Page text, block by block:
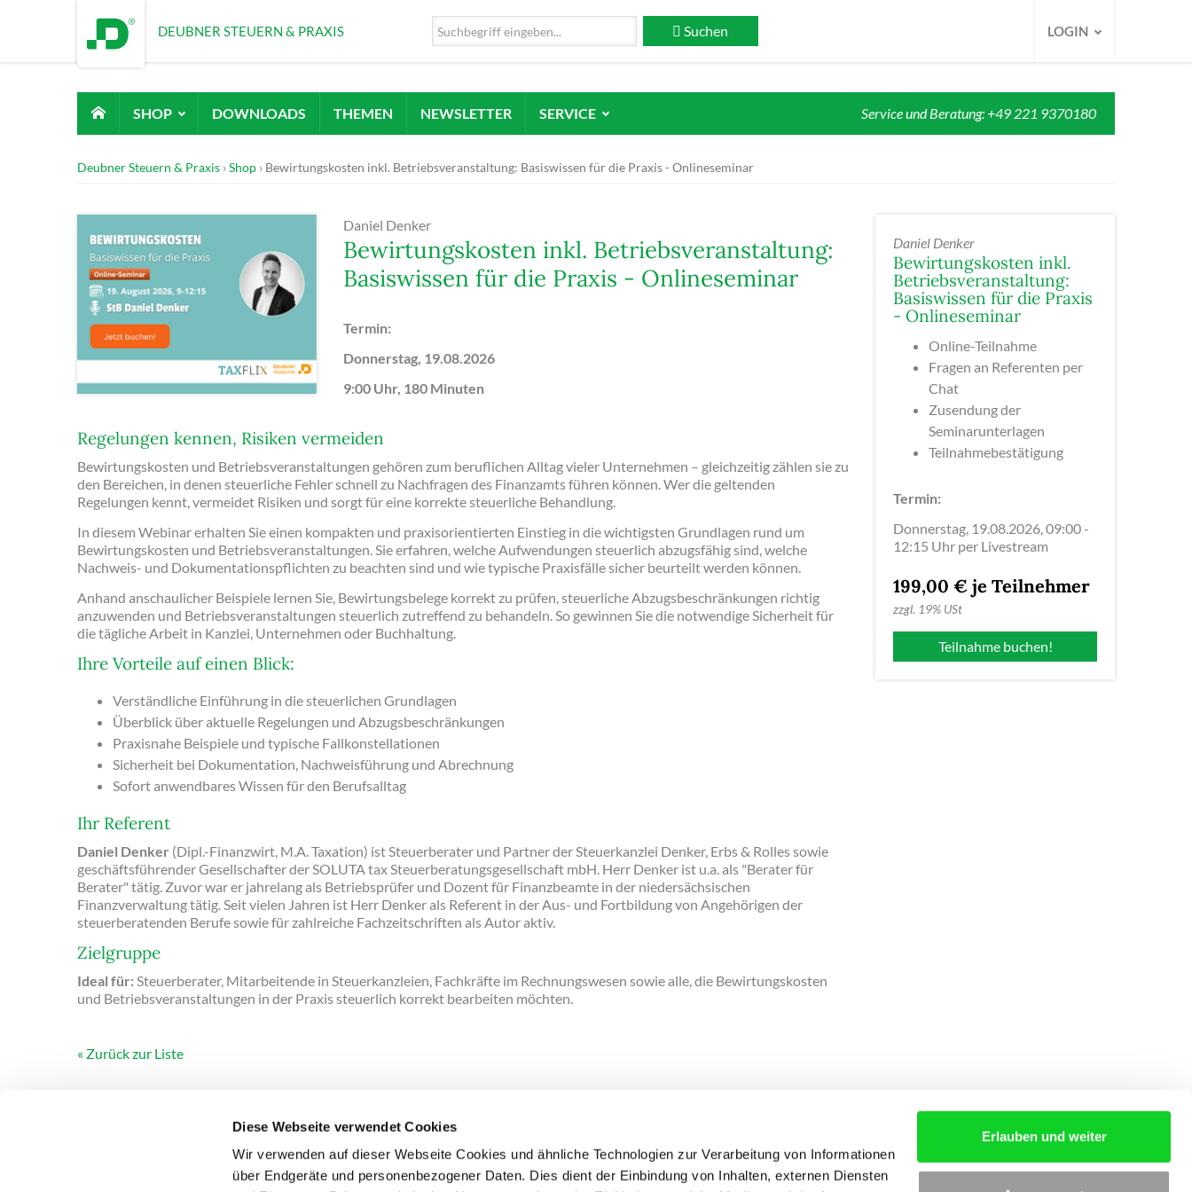
Diese Webseite verwendet Cookies
Wir verwenden auf dieser Webseite Cookies und ähnliche Technologien zur Verarbeitung von Informationen
über Endgeräte und personenbezogener Daten. Dies dient der Einbindung von Inhalten, externen Diensten
Erlauben und weiter
DEUBNER STEUERN & PRAXIS Suchen LOGIN
SHOP DOWNLOADS THEMEN NEWSLETTER SERVICE Service und Beratung: +49 221 9370180
Deubner Steuern & Praxis Shop Bewirtungskosten inkl. Betriebsveranstaltung: Basiswissen für die Praxis - Onlineseminar
Daniel Denker
Bewirtungskosten inkl. Betriebsveranstaltung:
Basiswissen für die Praxis - Onlineseminar
Termin:
Donnerstag, 19.08.2026
9:00 Uhr, 180 Minuten
Regelungen kennen, Risiken vermeiden
Bewirtungskosten und Betriebsveranstaltungen gehören zum beruflichen Alltag vieler Unternehmen – gleichzeitig zählen sie zu
den Bereichen, in denen steuerliche Fehler schnell zu Nachfragen des Finanzamts führen können. Wer die geltenden
Regelungen kennt, vermeidet Risiken und sorgt für eine korrekte steuerliche Behandlung.
In diesem Webinar erhalten Sie einen kompakten und praxisorientierten Einstieg in die wichtigsten Grundlagen rund um
Bewirtungskosten und Betriebsveranstaltungen. Sie erfahren, welche Aufwendungen steuerlich abzugsfähig sind, welche
Nachweis- und Dokumentationspflichten zu beachten sind und wie typische Praxisfälle sicher beurteilt werden können.
Anhand anschaulicher Beispiele lernen Sie, Bewirtungsbelege korrekt zu prüfen, steuerliche Abzugsbeschränkungen richtig
anzuwenden und Betriebsveranstaltungen steuerlich zutreffend zu behandeln. So gewinnen Sie die notwendige Sicherheit für
die tägliche Arbeit in Kanzlei, Unternehmen oder Buchhaltung.
Ihre Vorteile auf einen Blick:
Verständliche Einführung in die steuerlichen Grundlagen
Überblick über aktuelle Regelungen und Abzugsbeschränkungen
Praxisnahe Beispiele und typische Fallkonstellationen
Sicherheit bei Dokumentation, Nachweisführung und Abrechnung
Sofort anwendbares Wissen für den Berufsalltag
Ihr Referent
Daniel Denker (Dipl.-Finanzwirt, M.A. Taxation) ist Steuerberater und Partner der Steuerkanzlei Denker, Erbs & Rolles sowie
geschäftsführender Gesellschafter der SOLUTA tax Steuerberatungsgesellschaft mbH. Herr Denker ist u.a. als "Berater für
Berater" tätig. Zuvor war er jahrelang als Betriebsprüfer und Dozent für Finanzbeamte in der niedersächsischen
Finanzverwaltung tätig. Seit vielen Jahren ist Herr Denker als Referent in der Aus- und Fortbildung von Angehörigen der
steuerberatenden Berufe sowie für zahlreiche Fachzeitschriften als Autor aktiv.
Zielgruppe
Ideal für: Steuerberater, Mitarbeitende in Steuerkanzleien, Fachkräfte im Rechnungswesen sowie alle, die Bewirtungskosten
und Betriebsveranstaltungen in der Praxis steuerlich korrekt bearbeiten möchten.
Zurück zur Liste
Daniel Denker
Bewirtungskosten inkl.
Betriebsveranstaltung:
Basiswissen für die Praxis
- Onlineseminar
Online-Teilnahme
Fragen an Referenten per
Chat
Zusendung der
Seminarunterlagen
Teilnahmebestätigung
Termin:
Donnerstag, 19.08.2026, 09:00 -
12:15 Uhr per Livestream
199,00 € je Teilnehmer
zzgl. 19% USt
Teilnahme buchen!
DEUBNER RECHT & STEUERN PRODUKTE COMPLIANCE IMPRESSUM DATENSCHUTZ COOKIES AGB